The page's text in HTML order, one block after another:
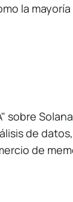
la
sobre
de
de